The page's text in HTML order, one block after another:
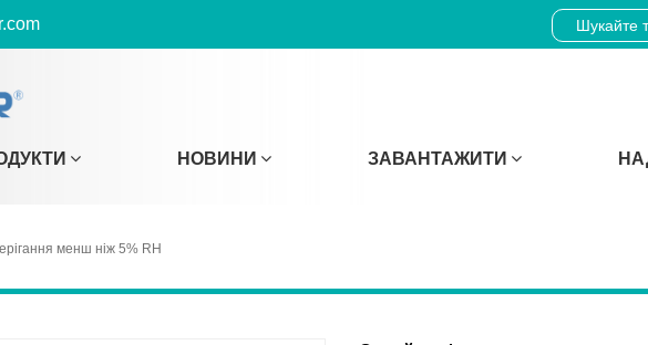
НОВИНИ ЗАВАНТАЖИТИ
менш ніж 5% RH